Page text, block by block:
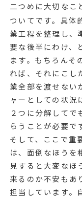
二つめに大切なこ
ついてです。具体
業工程を整理し、
要な後半にわけ、
ます。もちろんそ
れば、それにこし
業全部を渡せない
ャーとしての状況
２つに分解してで
らうことが必要で
そして、ここで重
は、面倒なほうを
見すると大変なほ
来るのか不安もあ
担当しています。